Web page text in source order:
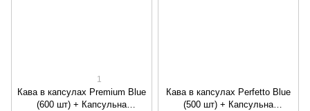
1
Кава в капсулах Premium Blue
(600 шт) + Капсульна
Кава в капсулах Perfetto Blue
(500 шт) + Капсульна